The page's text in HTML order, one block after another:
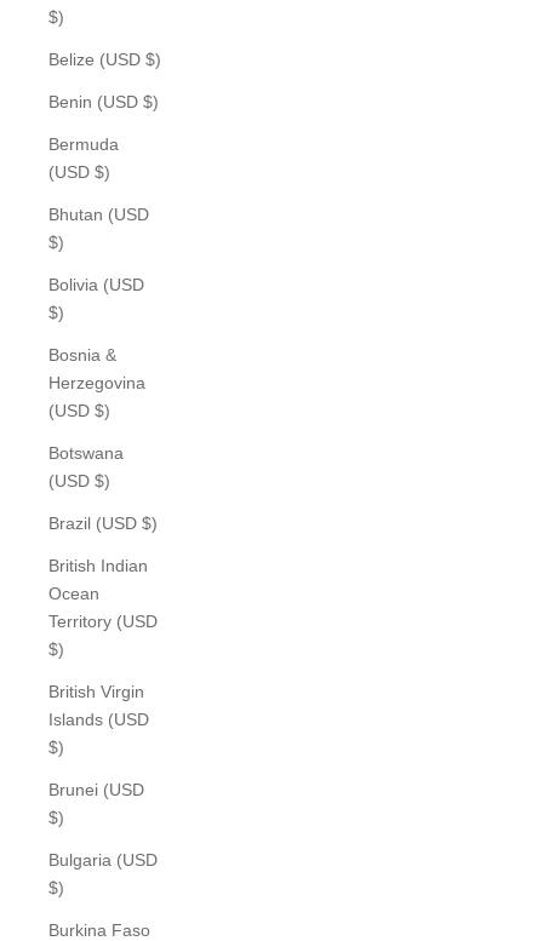
$)
Belize (USD $)
Benin (USD $)
Bermuda
(USD $)
Bhutan (USD
$)
Bolivia (USD
$)
Bosnia &
Herzegovina
(USD $)
Botswana
(USD $)
Brazil (USD $)
British Indian
Ocean
Territory (USD
$)
British Virgin
Islands (USD
$)
Brunei (USD
$)
Bulgaria (USD
$)
Burkina Faso